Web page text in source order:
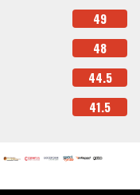
49
48
44.5
41.5